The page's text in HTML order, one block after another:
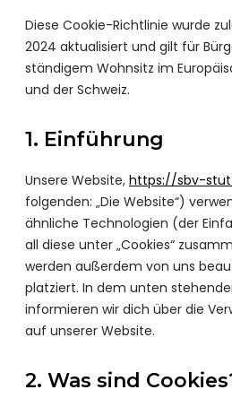
Diese Cookie-Richtlinie wurde
2024 aktualisiert und gilt für
ständigem Wohnsitz im
und der Schweiz.
1. Einführung
Unsere Website, https://sbv-
folgenden: „Die Website“)
ähnliche Technologien (der
all diese unter „Cookies“
werden außerdem von uns
platziert. In dem unten
informieren wir dich über die
auf unserer Website.
2. Was sind